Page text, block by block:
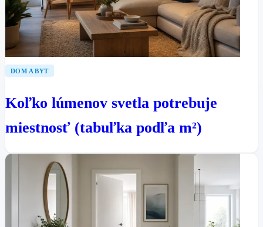
DOM A BYT
Koľko lúmenov svetla potrebuje
miestnosť (tabuľka podľa m²)